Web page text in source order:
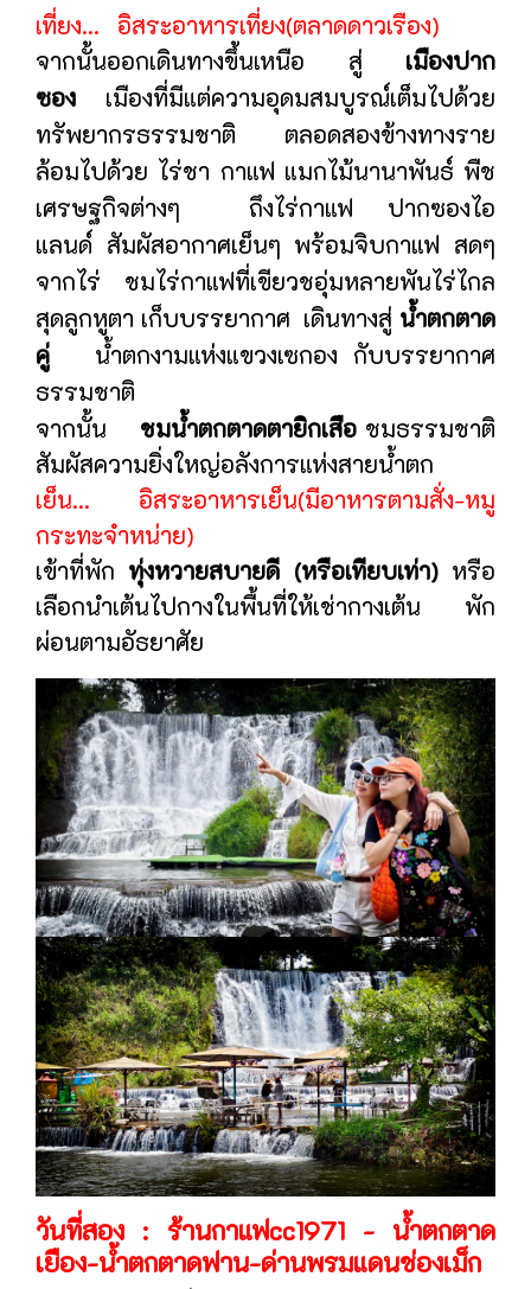
เที่ยง... อิสระอาหารเที่ยง(ตลาดดาวเรือง)
จากนั้นออกเดินทางขึ้นเหนือ สู่ เมืองปาก
ซอง เมืองที่มีแต่ความอุดมสมบูรณ์เต็มไปด้วย
ทรัพยากรธรรมชาติ ตลอดสองข้างทางราย
ล้อมไปด้วย ไร่ชา กาแฟ แมกไม้นานาพันธ์ พืช
เศรษฐกิจต่างๆ ถึงไร่กาแฟ ปากซองไอ
แลนด์ สัมผัสอากาศเย็นๆ พร้อมจิบกาแฟ สดๆ
จากไร่ ชมไร่กาแฟที่เขียวชอุ่มหลายพันไร่ไกล
สุดลูกหูตา เก็บบรรยากาศ เดินทางสู่ น้ำตกตาด
คู่ น้ำตกงามแห่งแขวงเซกอง กับบรรยากาศ
ธรรมชาติ
จากนั้น ชมน้ำตกตาดตายิกเสือ ชมธรรมชาติ
สัมผัสความยิ่งใหญ่อลังการแห่งสายน้ำตก
เย็น... อิสระอาหารเย็น(มีอาหารตามสั่ง-หมู
กระทะจำหน่าย)
เข้าที่พัก ทุ่งหวายสบายดี (หรือเทียบเท่า)หรือ
เลือกนำเต้นไปกางในพื้นที่ให้เช่ากางเต้น พัก
ผ่อนตามอัธยาศัย
วันที่สอง : ร้านกาแฟcc1971 - น้ำตกตาด
เยือง-น้ำตกตาดฟาน-ด่านพรมแดนช่องเม็ก